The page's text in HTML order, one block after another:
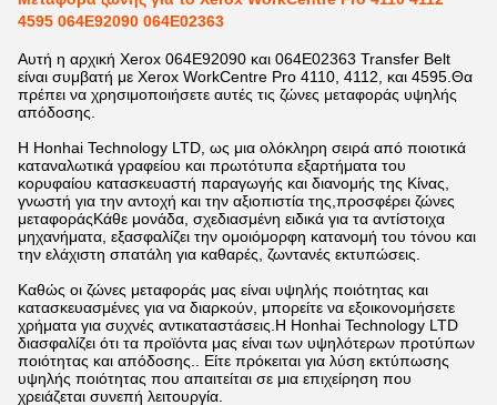
4595 064E92090 064E02363
Αυτή η αρχική Xerox 064E92090 και 064E02363 Transfer Belt
είναι συμβατή με Xerox WorkCentre Pro 4110, 4112, και 4595.Θα
πρέπει να χρησιμοποιήσετε αυτές τις ζώνες μεταφοράς υψηλής
απόδοσης.
Η Honhai Technology LTD, ως μια ολόκληρη σειρά από ποιοτικά
καταναλωτικά γραφείου και πρωτότυπα εξαρτήματα του
κορυφαίου κατασκευαστή παραγωγής και διανομής της Κίνας,
γνωστή για την αντοχή και την αξιοπιστία της,προσφέρει ζώνες
μεταφοράςΚάθε μονάδα, σχεδιασμένη ειδικά για τα αντίστοιχα
μηχανήματα, εξασφαλίζει την ομοιόμορφη κατανομή του τόνου και
την ελάχιστη σπατάλη για καθαρές, ζωντανές εκτυπώσεις.
Καθώς οι ζώνες μεταφοράς μας είναι υψηλής ποιότητας και
κατασκευασμένες για να διαρκούν, μπορείτε να εξοικονομήσετε
χρήματα για συχνές αντικαταστάσεις.Η Honhai Technology LTD
διασφαλίζει ότι τα προϊόντα μας είναι των υψηλότερων προτύπων
ποιότητας και απόδοσης.. Είτε πρόκειται για λύση εκτύπωσης
υψηλής ποιότητας που απαιτείται σε μια επιχείρηση που
χρειάζεται συνεπή λειτουργία.